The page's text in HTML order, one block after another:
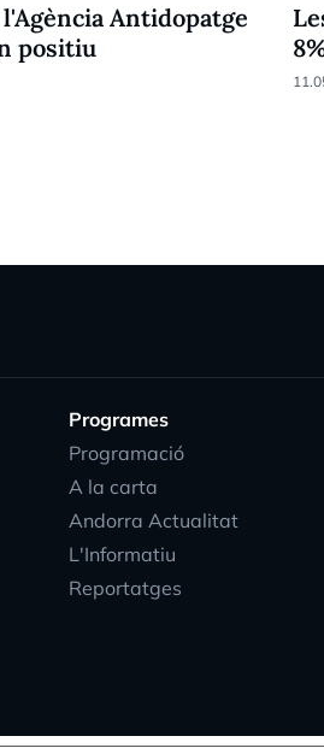
Antidopatge
positiu
Programes
Programació
A la carta
Andorra Actualitat
L'Informatiu
Reportatges